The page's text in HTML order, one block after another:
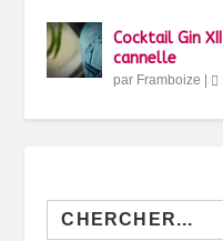
Cocktail Gin
cannelle
par Framboize |
Search
for: